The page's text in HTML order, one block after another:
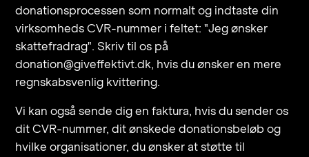
donationsprocessen som normalt og indtaste din
virksomheds CVR-nummer i feltet: "Jeg ønsker
skattefradrag". Skriv til os på
donation@giveffektivt.dk, hvis du ønsker en mere
regnskabsvenlig kvittering.
Vi kan også sende dig en faktura, hvis du sender os
dit CVR-nummer, dit ønskede donationsbeløb og
hvilke organisationer, du ønsker at støtte til